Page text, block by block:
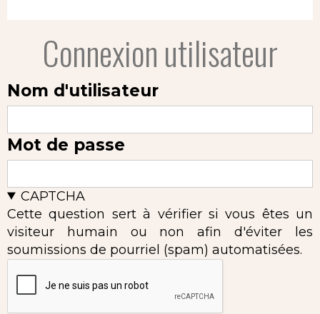
Connexion utilisateur
Nom d'utilisateur
Mot de passe
CAPTCHA
Cette question sert à vérifier si vous êtes un
visiteur humain ou non afin d'éviter les
soumissions de pourriel (spam) automatisées.